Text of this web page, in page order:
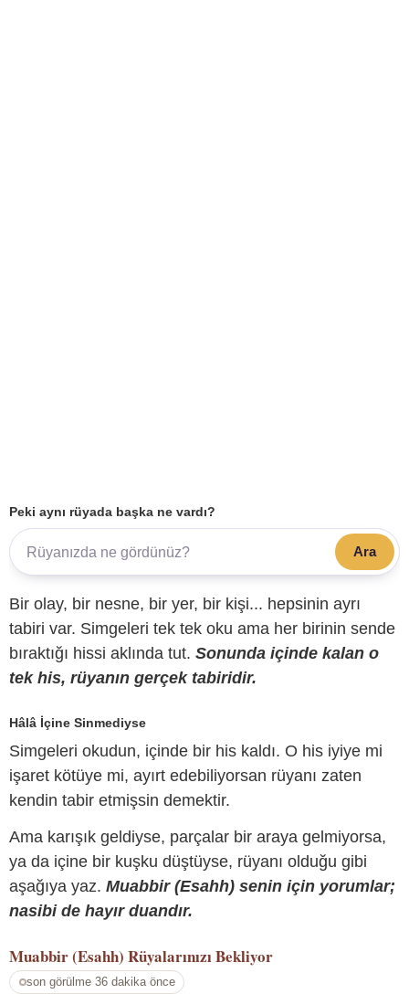
Peki aynı rüyada başka ne vardı?
Ara
Bir olay, bir nesne, bir yer, bir kişi... hepsinin ayrı
tabiri var. Simgeleri tek tek oku ama her birinin sende
bıraktığı hissi aklında tut. Sonunda içinde kalan o
tek his, rüyanın gerçek tabiridir.
Hâlâ İçine Sinmediyse
Simgeleri okudun, içinde bir his kaldı. O his iyiye mi
işaret kötüye mi, ayırt edebiliyorsan rüyanı zaten
kendin tabir etmişsin demektir.
Ama karışık geldiyse, parçalar bir araya gelmiyorsa,
ya da içine bir kuşku düştüyse, rüyanı olduğu gibi
aşağıya yaz. Muabbir (Esahh) senin için yorumlar;
nasibi de hayır duandır.
Muabbir (Esahh) Rüyalarınızı Bekliyor
son görülme 36 dakika önce